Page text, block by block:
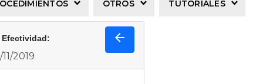
OTROS TUTORIALES
Efectividad:
11/2019
arrow_back